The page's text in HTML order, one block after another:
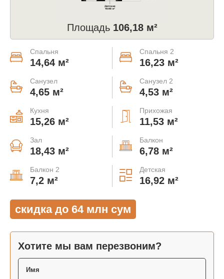
Площадь 106,18 м²
Спальня
14,64 м²
Спальня 2
16,23 м²
Санузел
4,65 м²
Санузел 2
4,53 м²
Кухня
15,26 м²
Прихожая
11,53 м²
Зал
18,43 м²
Балкон
6,78 м²
Балкон 2
7,2 м²
Детская
16,92 м²
скидка до 64 млн сум
Хотите мы вам перезвоним?